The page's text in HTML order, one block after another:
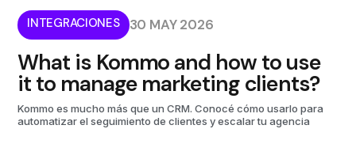
INTEGRACIONES 30 MAY 2026
What is Kommo and how to use
it to manage marketing clients?
Kommo es mucho más que un CRM. Conocé cómo usarlo para
automatizar el seguimiento de clientes y escalar tu agencia